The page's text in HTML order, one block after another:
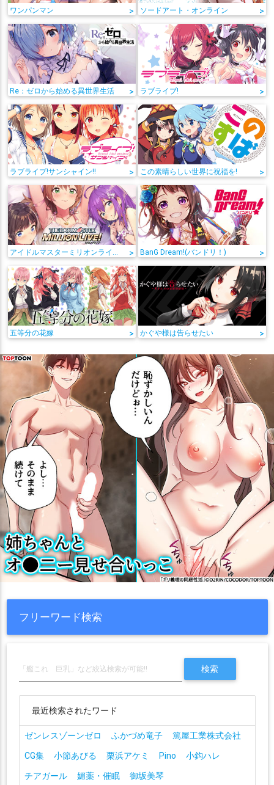
ワンパンマン > ソードアート・オンライン >
Re：ゼロから始める異世界生活 > ラブライブ! >
ラブライブ!サンシャイン!! > この素晴らしい世界に祝福を! >
> BanG Dream!(バンドリ！) >
五等分の花嫁 > かぐや様は告らせたい >
フリーワード検索
最近検索されたワード
ゼンレスゾーンゼロ ふかづめ竜子
篤屋工業株式会社
CG集
小節あびる 栗浜アケミ Pino
小鈎ハレ
チアガール
媚薬・催眠
御坂美琴